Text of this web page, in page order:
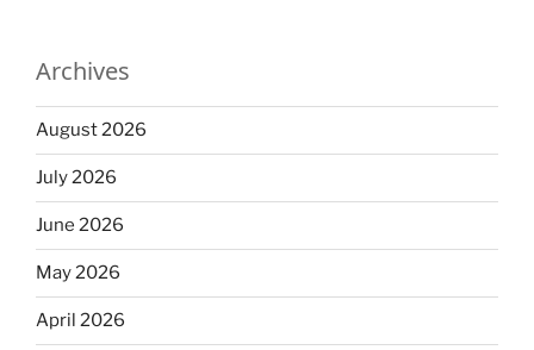
Archives
August 2026
July 2026
June 2026
May 2026
April 2026